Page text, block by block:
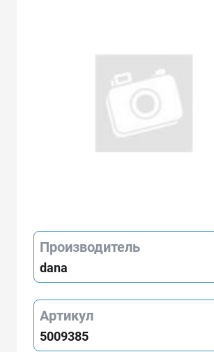
Производитель
dana
Артикул
5009385